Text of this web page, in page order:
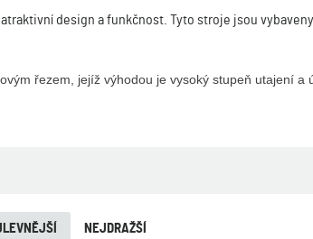
atraktivní design a funkčnost. Tyto stroje jsou
řezem, jejíž výhodou je vysoký stupeň utajení
NEJDRAŽŠÍ